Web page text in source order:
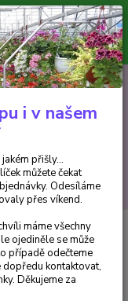
je 300 Kč.
a balíček můžete čekat
Objednávky
Hledat
0ks
za0 Kč
- 1 ks
- 1 ks
i v našem
přišly...
můžete čekat
Odesíláme
přes víkend.
máme všechny
ojediněle se může
případě odečteme
dopředu kontaktovat,
Děkujeme za